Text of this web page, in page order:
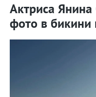
Актриса Янина
фото в бикини